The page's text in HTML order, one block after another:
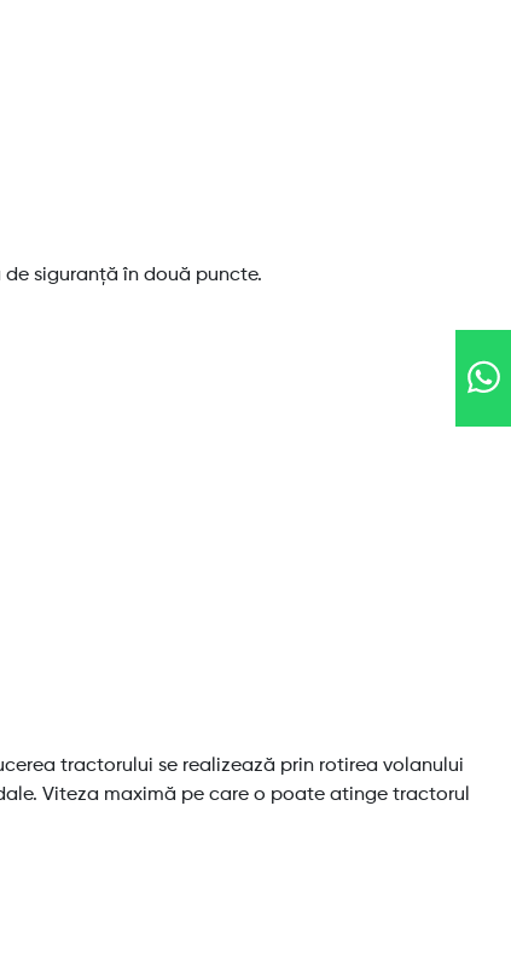
siguranță în două puncte.
tractorului se realizează prin rotirea volanului
Viteza maximă pe care o poate atinge tractorul